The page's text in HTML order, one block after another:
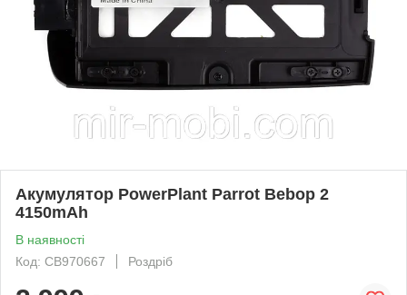
Акумулятор PowerPlant Parrot Bebop 2
4150mAh
В наявності
Код: CB970667
Роздріб